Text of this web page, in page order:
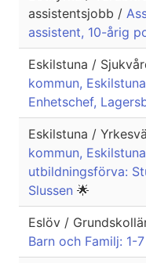
assistentsjobb /
assistent, 10-årig
Eskilstuna /
kommun,
Enhetschef,
Eskilstuna /
kommun,
utbildningsförva:
Slussen 🌟
Eslöv /
Barn och Familj: 1-